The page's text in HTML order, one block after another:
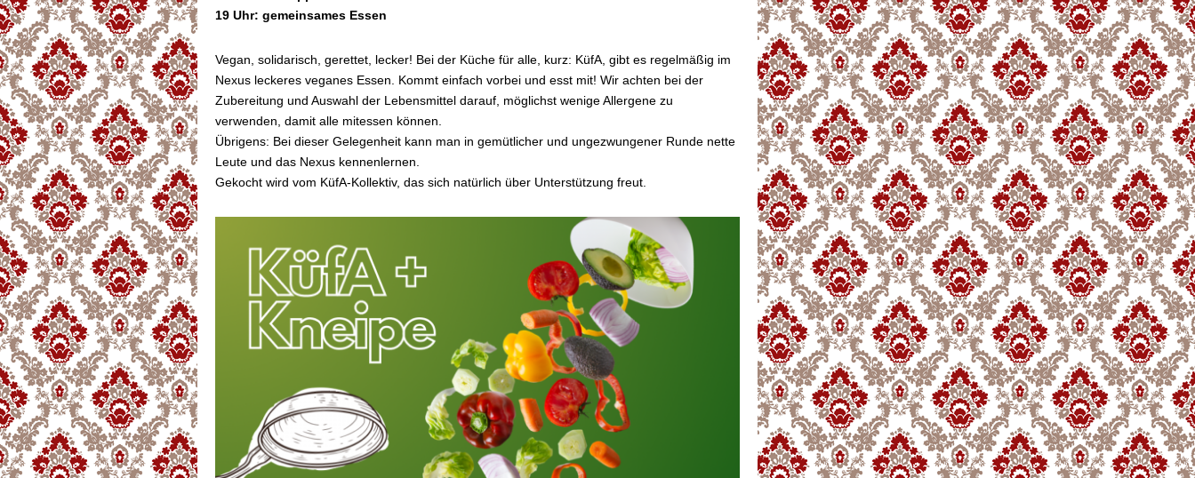
19 Uhr: gemeinsames Essen
Vegan, solidarisch, gerettet, lecker! Bei der Küche für alle, kurz: KüfA, gibt es regelmäßig im
Nexus leckeres veganes Essen. Kommt einfach vorbei und esst mit! Wir achten bei der
Zubereitung und Auswahl der Lebensmittel darauf, möglichst wenige Allergene zu
verwenden, damit alle mitessen können.
Übrigens: Bei dieser Gelegenheit kann man in gemütlicher und ungezwungener Runde nette
Leute und das Nexus kennenlernen.
Gekocht wird vom KüfA-Kollektiv, das sich natürlich über Unterstützung freut.